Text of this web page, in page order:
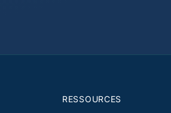
RESSOURCES